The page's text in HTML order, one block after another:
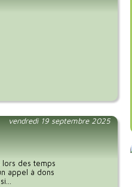
vendredi 19 septembre 2025
des temps
appel à dons